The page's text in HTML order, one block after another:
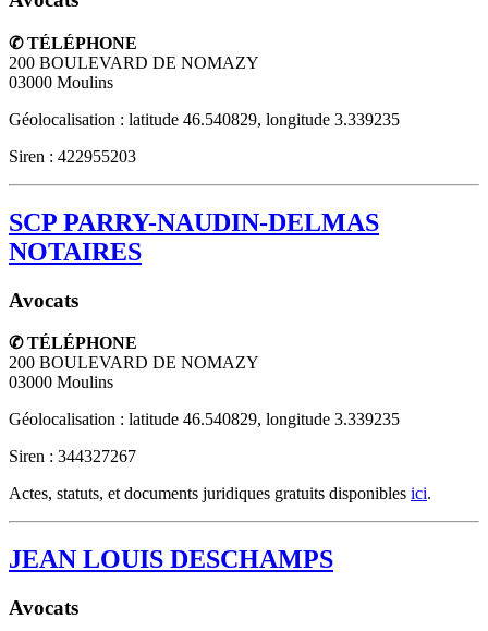
✆ TÉLÉPHONE
200 BOULEVARD DE NOMAZY
03000 Moulins
Géolocalisation : latitude 46.540829, longitude 3.339235
Siren : 422955203
SCP PARRY-NAUDIN-DELMAS
NOTAIRES
Avocats
✆ TÉLÉPHONE
200 BOULEVARD DE NOMAZY
03000 Moulins
Géolocalisation : latitude 46.540829, longitude 3.339235
Siren : 344327267
Actes, statuts, et documents juridiques gratuits disponibles ici.
JEAN LOUIS DESCHAMPS
Avocats